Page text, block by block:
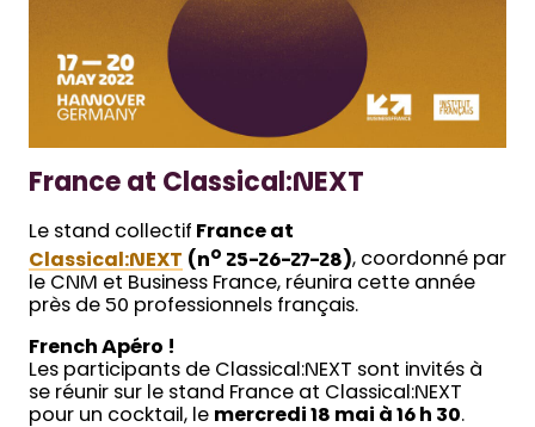
France at Classical:NEXT
Le stand collectif France at
Classical:NEXT (no 25-26-27-28), coordonné par
le CNM et Business France, réunira cette année
près de 50 professionnels français.
French Apéro !
Les participants de Classical:NEXT sont invités à
se réunir sur le stand France at Classical:NEXT
pour un cocktail, le mercredi 18 mai à 16 h 30.